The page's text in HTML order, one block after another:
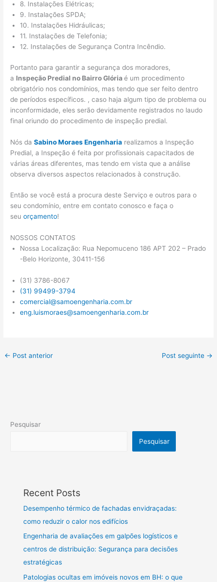
8. Instalações Elétricas;
9. Instalações SPDA;
10. Instalações Hidráulicas;
11. Instalações de Telefonia;
12. Instalações de Segurança Contra Incêndio.
Portanto para garantir a segurança dos moradores,
a Inspeção Predial no Bairro Glóriaé um procedimento
obrigatório nos condomínios, mas tendo que ser feito dentro
de períodos específicos. , caso haja algum tipo de problema ou
inconformidade, eles serão devidamente registrados no laudo
final oriundo do procedimento de inspeção predial.
Nós daSabino Moraes Engenharia realizamos a Inspeção
Predial, a Inspeção é feita por profissionais capacitados de
várias áreas diferentes, mas tendo em vista que a análise
observa diversos aspectos relacionados à construção.
Então se você está a procura deste Serviço e outros para o
seu condomínio, entre em contato conosco e faça o
seuorçamento!
NOSSOS CONTATOS
Nossa Localização: Rua Nepomuceno 186 APT 202 – Prado
-Belo Horizonte, 30411-156
(31) 3786-8067
(31) 99499-3794
comercial@samoengenharia.com.br
eng.luismoraes@samoengenharia.com.br
← Post anterior Post seguinte →
Pesquisar
Pesquisar
Recent Posts
Desempenho térmico de fachadas envidraçadas:
como reduzir o calor nos edifícios
Engenharia de avaliações em galpões logísticos e
centros de distribuição: Segurança para decisões
estratégicas
Patologias ocultas em imóveis novos em BH: o que